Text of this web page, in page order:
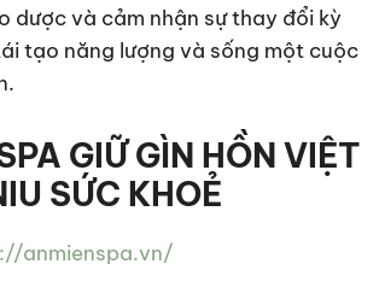
dược và cảm nhận sự thay đổi kỳ
tạo năng lượng và sống một cuộc
GIỮ GÌN HỒN VIỆT
SỨC KHOẺ
anmienspa.vn/